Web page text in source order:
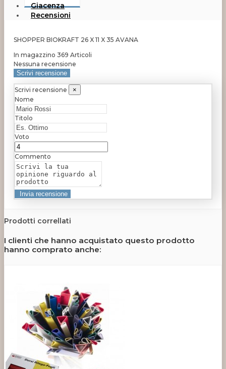
Giacenza
Recensioni
SHOPPER BIOKRAFT 26 X 11 X 35 AVANA
In magazzino 369 Articoli
Nessuna recensione
Scrivi recensione
Scrivi recensione
×
Nome
Titolo
Voto
Commento
Prodotti correllati
I clienti che hanno acquistato questo prodotto
hanno comprato anche: